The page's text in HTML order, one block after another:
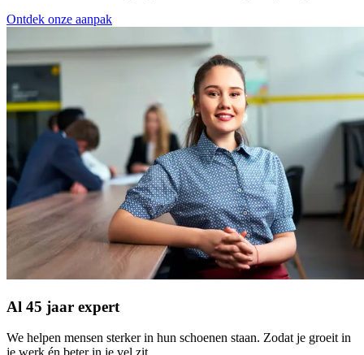
Ontdek onze aanpak
Al 45 jaar expert
We helpen mensen sterker in hun schoenen staan. Zodat je groeit in